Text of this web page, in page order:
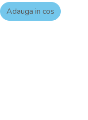
Adauga in cos